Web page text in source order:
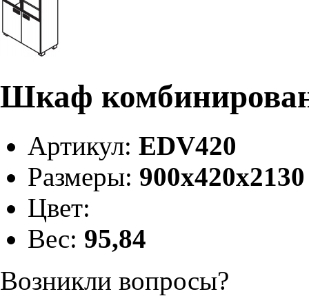
Шкаф
Артикул: EDV420
Размеры: 900x420x2130
Цвет:
Вес: 95,84
Возникли вопросы?